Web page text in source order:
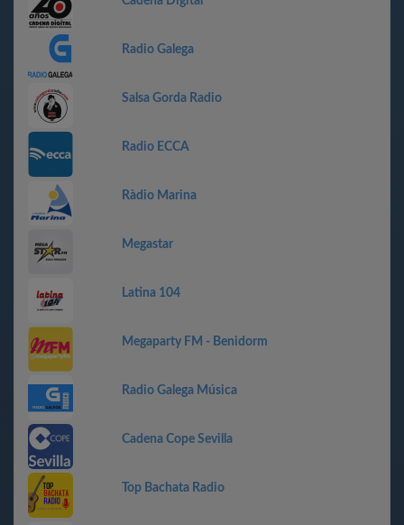
Radio Galega
Salsa Gorda Radio
Radio ECCA
Ràdio Marina
Megastar
Latina 104
Megaparty FM - Benidorm
Radio Galega Música
Cadena Cope Sevilla
Top Bachata Radio